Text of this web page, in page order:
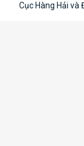
Cục Hàng Hải và